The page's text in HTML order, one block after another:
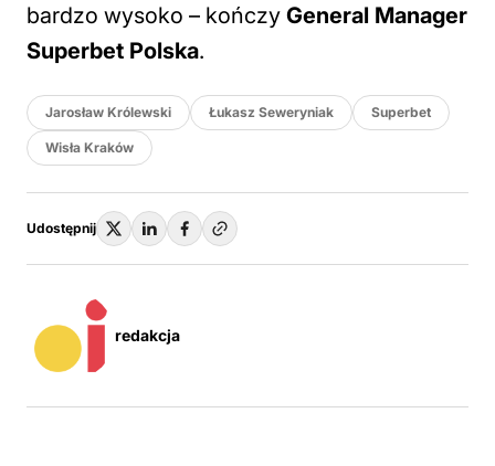
bardzo wysoko – kończy General Manager
Superbet Polska.
Jarosław Królewski Łukasz Seweryniak Superbet
Wisła Kraków
Udostępnij
redakcja